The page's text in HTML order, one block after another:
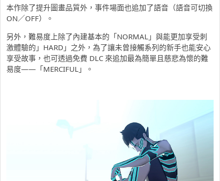
本作除了提升圖畫品質外，事件場面也追加了語音（語音可切換
ON／OFF）。
另外，難易度上除了內建基本的「NORMAL」與能更加享受刺
激體驗的」HARD」之外，為了讓未曾接觸系列的新手也能安心
享受故事，也可透過免費 DLC 來追加最為簡單且慈悲為懷的難
易度——「MERCIFUL」。